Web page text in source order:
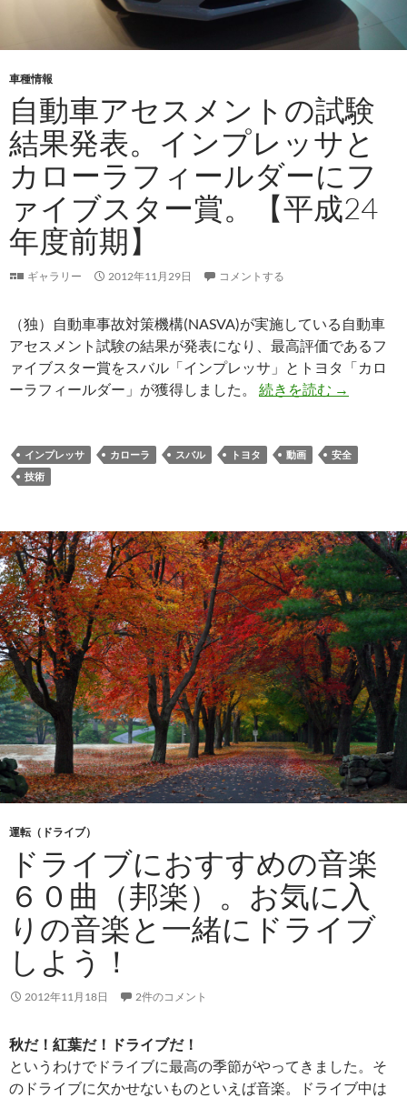
車種情報
自動車アセスメントの試験
結果発表。インプレッサと
カローラフィールダーにフ
ァイブスター賞。【平成24
年度前期】
ギャラリー 2012年11月29日 コメントする
（独）自動車事故対策機構(NASVA)が実施している自動車
アセスメント試験の結果が発表になり、最高評価であるフ
ァイブスター賞をスバル「インプレッサ」とトヨタ「カロ
ーラフィールダー」が獲得しました。 続きを読む 自動車ア
→
インプレッサ カローラ スバル トヨタ 動画
安全
技術
運転（ドライブ）
ドライブにおすすめの音楽
６０曲（邦楽）。お気に入
りの音楽と一緒にドライブ
しよう！
2012年11月18日 2件のコメント
秋だ！紅葉だ！ドライブだ！
というわけでドライブに最高の季節がやってきました。そ
のドライブに欠かせないものといえば音楽。ドライブ中は